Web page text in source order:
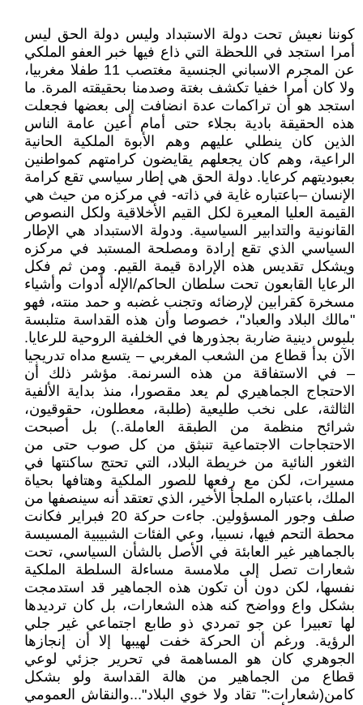
كوننا نعيش تحت دولة الاستبداد وليس دولة الحق ليس
أمرا استجد في اللحظة التي ذاع فيها خبر العفو الملكي
عن المجرم الاسباني الجنسية مغتصب 11 طفلا مغربيا،
ولا كان أمرا خفيا تكشف بغتة وصدمنا بحقيقته المرة. ما
استجد هو أن تراكمات عدة انضافت إلى بعضها فجعلت
هذه الحقيقة بادية بجلاء حتى أمام أعين عامة الناس
الذين كان ينطلي عليهم وهم الأبوة الملكية الحانية
الراعية، وهم كان يجعلهم يقايضون كرامتهم كمواطنين
بعبوديتهم كرعايا. دولة الحق هي إطار سياسي تقع كرامة
الإنسان –باعتباره غاية في ذاته- في مركزه من حيث هي
القيمة العليا المعيرة لكل القيم الأخلاقية ولكل النصوص
القانونية والتدابير السياسية. ودولة الاستبداد هي الإطار
السياسي الذي تقع إرادة ومصلحة المستبد في مركزه
ويشكل تقديس هذه الإرادة قيمة القيم. ومن ثم فكل
الرعايا القابعون تحت سلطان الحاكم/الإله أدوات وأشياء
مسخرة كقرابين لإرضائه وتجنب غضبه و حمد منته، فهو
"مالك البلاد والعباد"، خصوصا وأن هذه القداسة متلبسة
بلبوس دينية ضاربة بجذورها في الخلفية الروحية للرعايا.
الآن بدأ قطاع من الشعب المغربي – يتسع مداه تدريجيا
– في الاستفاقة من هذه السرنمة. مؤشر ذلك أن
الاحتجاج الجماهيري لم يعد مقصورا، منذ بداية الألفية
الثالثة، على نخب طليعية (طلبة، معطلون، حقوقيون،
شرائح منظمة من الطبقة العاملة..) بل أصبحت
الاحتجاجات الاجتماعية تنبثق من كل صوب حتى من
الثغور النائية من خريطة البلاد، التي تحتج ساكنتها في
مسيرات، لكن مع رفعها للصور الملكية وهتافها بحياة
الملك، باعتباره الملجأ الأخير، الذي تعتقد أنه سينصفها من
صلف وجور المسؤولين. جاءت حركة 20 فبراير فكانت
محطة التحم فيها، نسبيا، وعي الفئات الشبيبية المسيسة
بالجماهير غير العابئة في الأصل بالشأن السياسي، تحت
شعارات تصل إلى ملامسة مساءلة السلطة الملكية
نفسها، لكن دون أن تكون هذه الجماهير قد استدمجت
بشكل واع وواضح كنه هذه الشعارات، بل كان ترديدها
لها تعبيرا عن جو تمردي ذو طابع اجتماعي غير جلي
الرؤية. ورغم أن الحركة خفت لهيبها إلا أن إنجازها
الجوهري كان هو المساهمة في تحرير جزئي لوعي
قطاع من الجماهير من هالة القداسة ولو بشكل
كامن(شعارات:" تقاد ولا خوي البلاد"...والنقاش العمومي